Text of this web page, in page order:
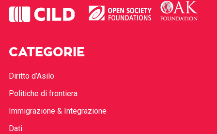
CATEGORIE
Diritto d’Asilo
Politiche di frontiera
Immigrazione & Integrazione
Dati